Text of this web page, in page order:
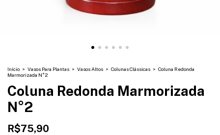
Início > Vasos Para Plantas > Vasos Altos > Colunas Clássicas > Coluna Redonda
Marmorizada N°2
Coluna Redonda Marmorizada
N°2
R$75,90